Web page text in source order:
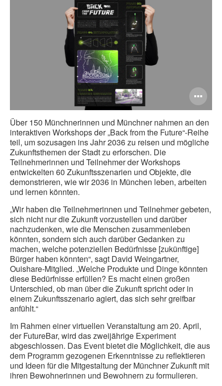
Über 150 Münchnerinnen und Münchner nahmen an den
interaktiven Workshops der „Back from the Future“-Reihe
teil, um sozusagen ins Jahr 2036 zu reisen und mögliche
Zukunftsthemen der Stadt zu erforschen. Die
Teilnehmerinnen und Teilnehmer der Workshops
entwickelten 60 Zukunftsszenarien und Objekte, die
demonstrieren, wie wir 2036 in München leben, arbeiten
und lernen könnten.
„Wir haben die Teilnehmerinnen und Teilnehmer gebeten,
sich nicht nur die Zukunft vorzustellen und darüber
nachzudenken, wie die Menschen zusammenleben
könnten, sondern sich auch darüber Gedanken zu
machen, welche potenziellen Bedürfnisse [zukünftige]
Bürger haben könnten“, sagt David Weingartner,
Ouishare-Mitglied. „Welche Produkte und Dinge könnten
diese Bedürfnisse erfüllen? Es macht einen großen
Unterschied, ob man über die Zukunft spricht oder in
einem Zukunftsszenario agiert, das sich sehr greifbar
anfühlt.“
Im Rahmen einer virtuellen Veranstaltung am 20. April,
der FutureBar, wird das zweijährige Experiment
abgeschlossen. Das Event bietet die Möglichkeit, die aus
dem Programm gezogenen Erkenntnisse zu reflektieren
und Ideen für die Mitgestaltung der Münchner Zukunft mit
ihren Bewohnerinnen und Bewohnern zu formulieren.